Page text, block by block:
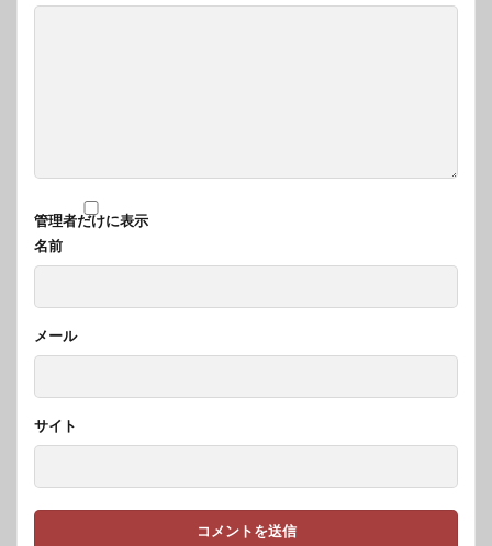
管理者だけに表示
名前
メール
サイト